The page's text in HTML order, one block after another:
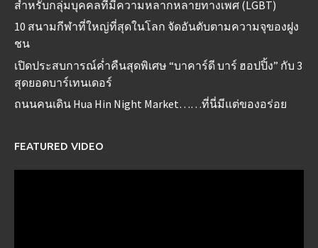
สำหรับกลุ่มบุคคลที่มีความหลากหลายทางเพศ (LGBT)
10 สนามกีฬาที่ใหญ่ที่สุดในโลก จัดอันดับตามความจุของฝูง
ชน
เปิดประสบการณ์ค่ำคืนสุดพิเศษ “บาคาร์ดี บาร์ ฮอปปิ้ง” กับ 3
สุดยอดบาร์เทนเดอร์
ถนนคนเดิน Hua Hin Night Market……ที่นี่มีแต่ของอร่อย
FEATURED VIDEO